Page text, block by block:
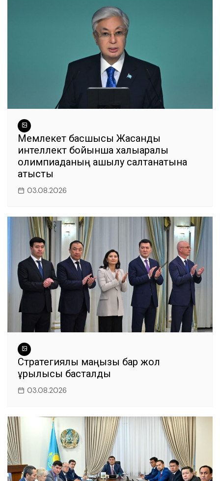
Мемлекет басшысы Жасанды
интеллект бойынша халықаралық
олимпиаданың ашылу салтанатына
қатысты
03.08.2026
Стратегиялық маңызы бар жол
құрылысы басталды
03.08.2026